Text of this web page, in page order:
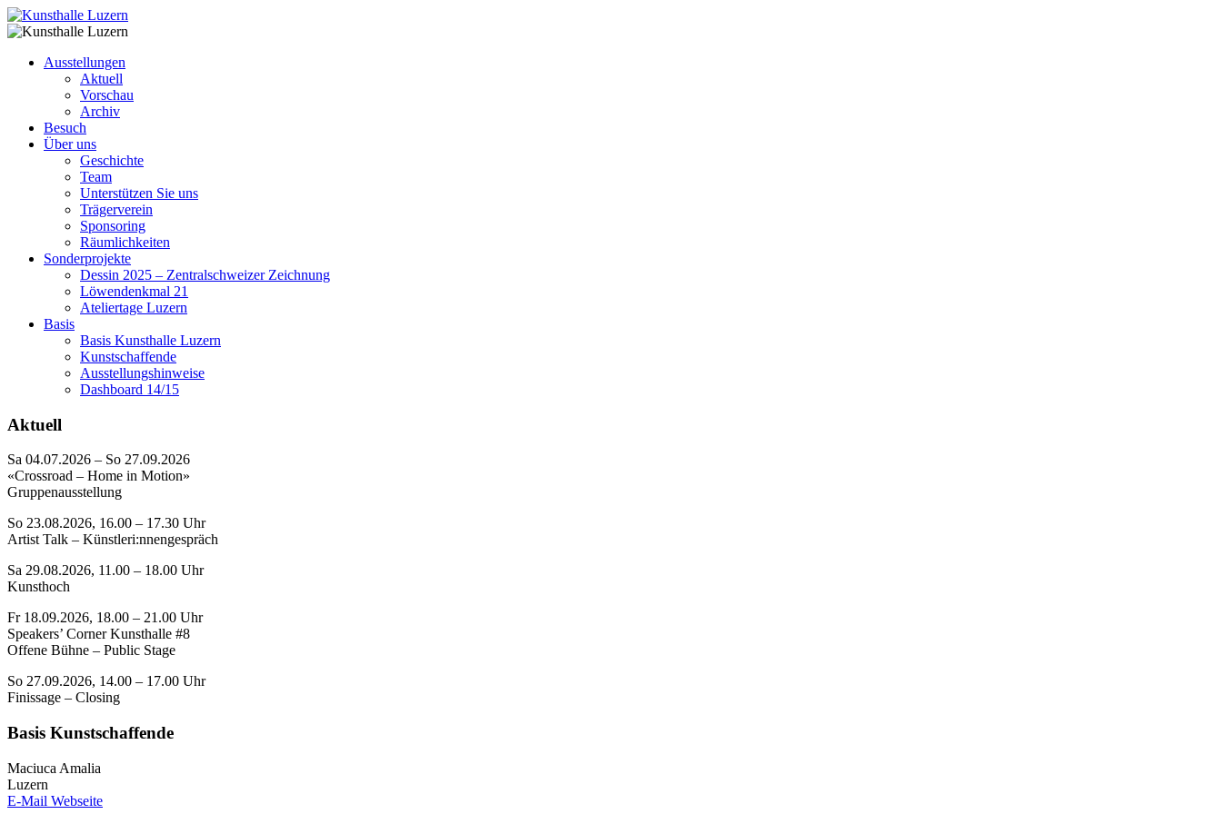
Ausstellungen
Aktuell
Vorschau
Archiv
Besuch
Über uns
Geschichte
Team
Unterstützen Sie uns
Trägerverein
Sponsoring
Räumlichkeiten
Sonderprojekte
Dessin 2025 – Zentralschweizer Zeichnung
Löwendenkmal 21
Ateliertage Luzern
Basis
Basis Kunsthalle Luzern
Kunstschaffende
Ausstellungshinweise
Dashboard 14/15
Aktuell
Sa 04.07.2026 – So 27.09.2026
«Crossroad – Home in Motion»
Gruppenausstellung
So 23.08.2026, 16.00 – 17.30 Uhr
Artist Talk – Künstleri:nnengespräch
Sa 29.08.2026, 11.00 – 18.00 Uhr
Kunsthoch
Fr 18.09.2026, 18.00 – 21.00 Uhr
Speakers’ Corner Kunsthalle #8
Offene Bühne – Public Stage
So 27.09.2026, 14.00 – 17.00 Uhr
Finissage – Closing
Basis Kunstschaffende
Maciuca Amalia
Luzern
E-Mail Webseite